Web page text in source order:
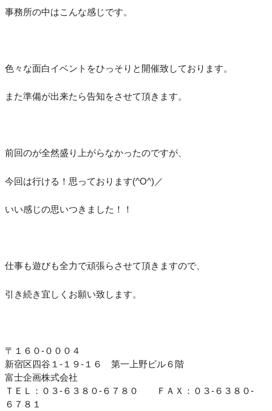
事務所の中はこんな感じです。
色々な面白イベントをひっそりと開催致しております。
また準備が出来たら告知をさせて頂きます。
前回のが全然盛り上がらなかったのですが、
今回は行ける！思っております(^O^)／
いい感じの思いつきました！！
仕事も遊びも全力で頑張らさせて頂きますので、
引き続き宜しくお願い致します。
〒１６０-０００４
新宿区四谷１-１９-１６ 第一上野ビル６階
富士企画株式会社
ＴＥＬ：０３-６３８０-６７８０ ＦＡＸ：０３-６３８０-
６７８１